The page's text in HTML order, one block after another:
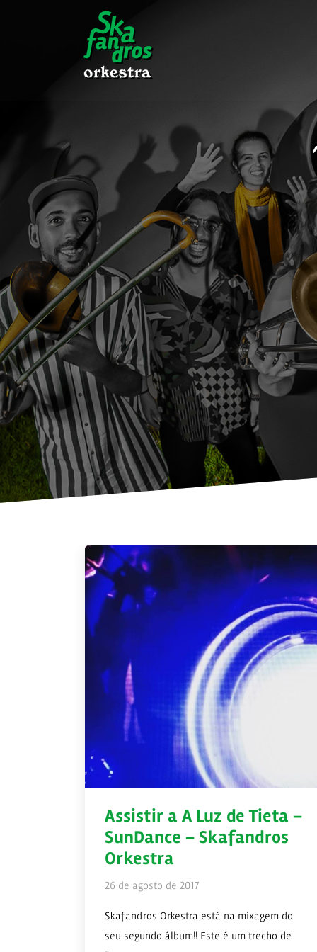
Assistir a A Luz de Tieta –
SunDance – Skafandros
Orkestra
26 de agosto de 2017
Skafandros Orkestra está na mixagem do
seu segundo álbum!! Este é um trecho de